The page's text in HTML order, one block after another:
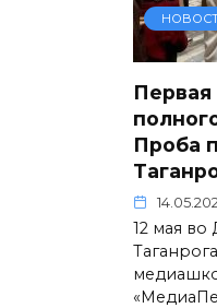
Проба
12 мая во